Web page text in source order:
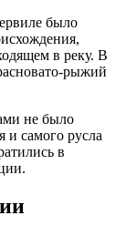
было
в реку. В
рыжий
не было
и самого русла
в